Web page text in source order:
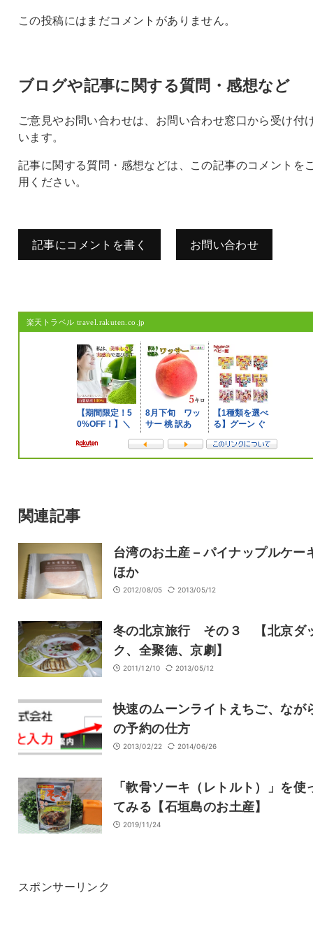
この投稿にはまだコメントがありません。
ブログや記事に関する質問・感想など
ご意見やお問い合わせは、お問い合わせ窓口から受け付
います。
記事に関する質問・感想などは、この記事のコメントを
用ください。
記事にコメントを書く お問い合わせ
メールアドレスは公開されません。
また、コメント欄には、必ず日本語を含めてください（スパム対策）。
サイト
楽天トラベル travel.rakuten.co.jp
関連記事
台湾のお土産 – パイナップルケー
ほか
2012/08/05 2013/05/12
冬の北京旅行 その３ 【北京ダ
ク、全聚徳、京劇】
2011/12/10 2013/05/12
快速のムーンライトえちご、なが
の予約の仕方
2013/02/22 2014/06/26
「軟骨ソーキ（レトルト）」を使
てみる【石垣島のお土産】
2019/11/24
スポンサーリンク